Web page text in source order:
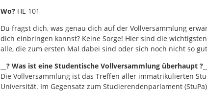
Wo?HE 101
Du fragst dich, was genau dich auf der Vollversammlung
dich einbringen kannst? Keine Sorge! Hier sind die
alle, die zum ersten Mal dabei sind oder sich noch nicht so
__? Was ist eine Studentische Vollversammlung überhaupt ?__
Die Vollversammlung ist das Treffen aller immatrikulierten
Universität. Im Gegensatz zum Studierendenparlament